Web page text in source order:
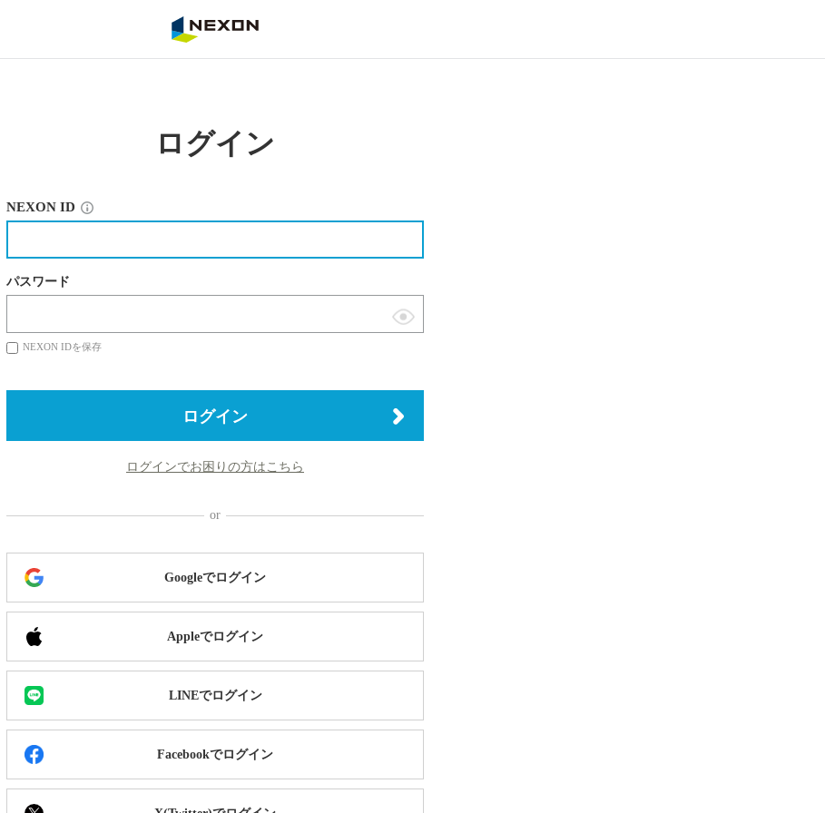
ログイン
NEXON ID
パスワード
表
替
NEXON IDを保存
ログイン
ログインでお困りの方はこちら
Googleでログイン
Appleでログイン
LINEでログイン
Facebookでログイン